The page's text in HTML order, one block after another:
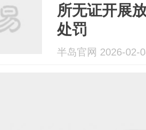
所无证开展
处罚
半岛官网 2026-02-